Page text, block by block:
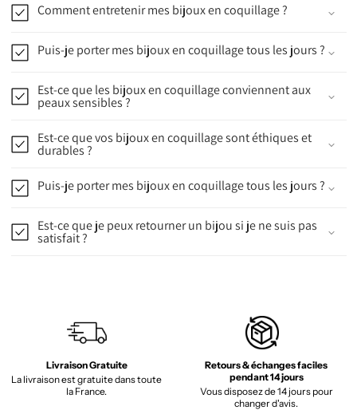
Comment entretenir mes bijoux en coquillage ?
Puis-je porter mes bijoux en coquillage tous les jours ?
Est-ce que les bijoux en coquillage conviennent aux
peaux sensibles ?
Est-ce que vos bijoux en coquillage sont éthiques et
durables ?
Puis-je porter mes bijoux en coquillage tous les jours ?
Est-ce que je peux retourner un bijou si je ne suis pas
satisfait ?
Livraison Gratuite
La livraison est gratuite dans toute
la France.
Retours & échanges faciles
pendant 14 jours
Vous disposez de 14 jours pour
changer d'avis.